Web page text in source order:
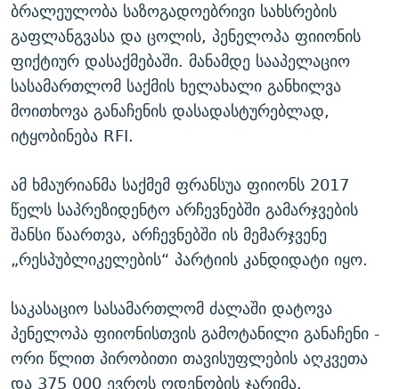
ბრალეულობა საზოგადოებრივი სახსრების
გაფლანგვასა და ცოლის, პენელოპა ფიიონის
ფიქტიურ დასაქმებაში. მანამდე სააპელაციო
სასამართლომ საქმის ხელახალი განხილვა
მოითხოვა განაჩენის დასადასტურებლად,
იტყობინება RFI.
ამ ხმაურიანმა საქმემ ფრანსუა ფიიონს 2017
წელს საპრეზიდენტო არჩევნებში გამარჯვების
შანსი წაართვა, არჩევნებში ის მემარჯვენე
„რესპუბლიკელების“ პარტიის კანდიდატი იყო.
საკასაციო სასამართლომ ძალაში დატოვა
პენელოპა ფიიონისთვის გამოტანილი განაჩენი -
ორი წლით პირობითი თავისუფლების აღკვეთა